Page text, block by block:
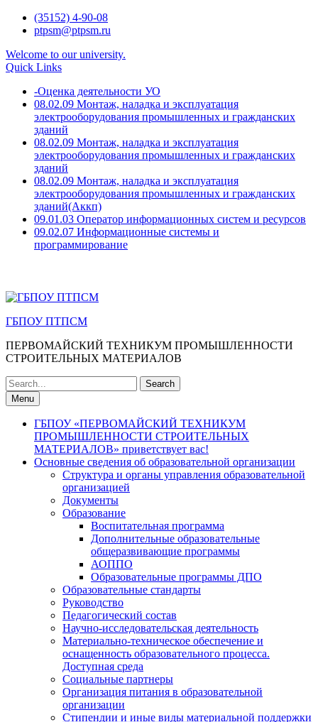
Skip
(35152) 4-90-08
ptpsm@ptpsm.ru
Welcome to our university.
Quick Links
-Оценка деятельности УО
08.02.09 Монтаж, наладка и эксплуатация
электрооборудования промышленных и гражданских
зданий
08.02.09 Монтаж, наладка и эксплуатация
электрооборудования промышленных и гражданских
зданий
08.02.09 Монтаж, наладка и эксплуатация
электрооборудования промышленных и гражданских
зданий(Аккп)
09.01.03 Оператор информационных систем и ресурсов
09.02.07 Информационные системы и
программирование
ГБПОУ ПТПСМ
ПЕРВОМАЙСКИЙ ТЕХНИКУМ ПРОМЫШЛЕННОСТИ
СТРОИТЕЛЬНЫХ МАТЕРИАЛОВ
Search
for:Menu
ГБПОУ «ПЕРВОМАЙСКИЙ ТЕХНИКУМ
ПРОМЫШЛЕННОСТИ СТРОИТЕЛЬНЫХ
МАТЕРИАЛОВ» приветствует вас!
Основные сведения об образовательной организации
Структура и органы управления образовательной
организацией
Документы
Образование
Воспитательная программа
Дополнительные образовательные
общеразвивающие программы
АОППО
Образовательные программы ДПО
Образовательные стандарты
Руководство
Педагогический состав
Научно-исследовательская деятельность
Материально-техническое обеспечение и
оснащенность образовательного процесса.
Доступная среда
Социальные партнеры
Организация питания в образовательной
организации
Стипендии и иные виды материальной поддержки